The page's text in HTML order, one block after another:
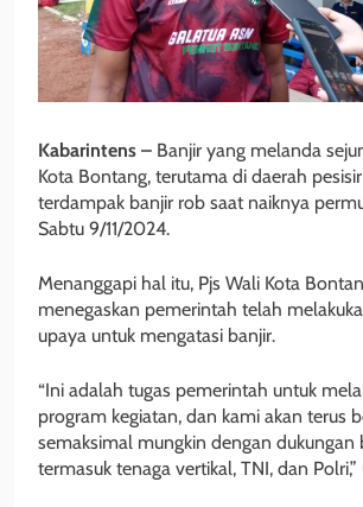
Kabarintens – Banjir yang melanda
Kota Bontang, terutama di daerah
terdampak banjir rob saat naiknya
Sabtu 9/11/2024.
Menanggapi hal itu, Pjs Wali Kota
menegaskan pemerintah telah
upaya untuk mengatasi banjir.
“Ini adalah tugas pemerintah untuk
program kegiatan, dan kami akan terus
semaksimal mungkin dengan dukungan
termasuk tenaga vertikal, TNI, dan Polri,”